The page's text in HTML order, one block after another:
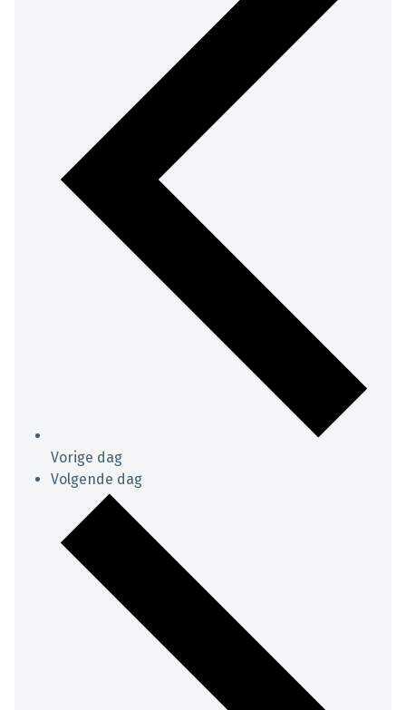
Vorige dag
Volgende dag